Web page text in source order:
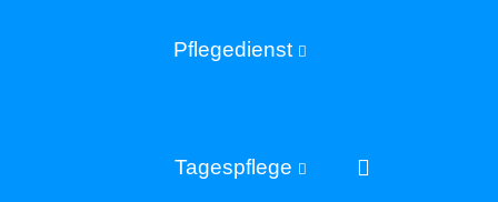
Pflegedienst
Tagespflege